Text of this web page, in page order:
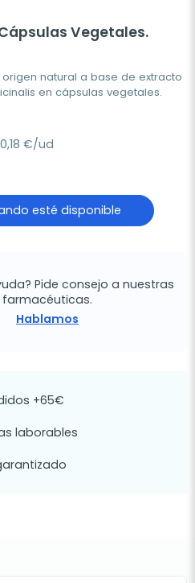
Vegetales.
natural a base de extracto
en cápsulas vegetales.
0,18 €/ud
esté disponible
Pide consejo a nuestras
farmacéuticas.
Hablamos
+65€
laborables